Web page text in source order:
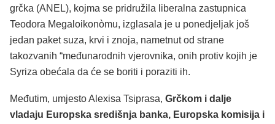
grčka (ANEL), kojma se pridružila liberalna zastupnica
Teodora Megaloikonòmu, izglasala je u ponedjeljak još
jedan paket suza, krvi i znoja, nametnut od strane
takozvanih “međunarodnih vjerovnika, onih protiv kojih je
Syriza obećala da će se boriti i poraziti ih.
Međutim, umjesto Alexisa Tsiprasa, Grčkom i dalje
vladaju Europska središnja banka, Europska komisija i